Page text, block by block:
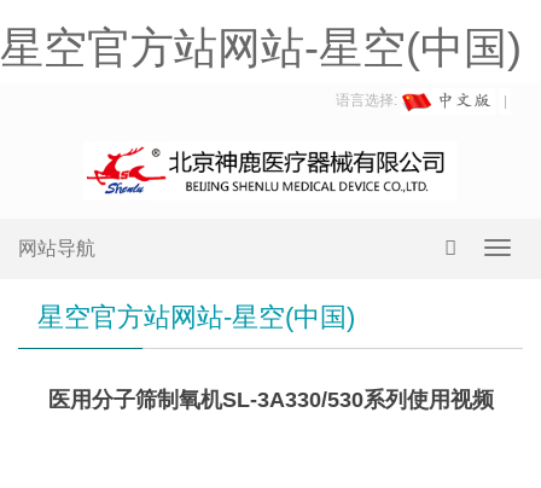
星空官方站网站-星空(中国)
语言选择:
网站导航
星空官方站网站-星空(中国)
医用分子筛制氧机SL-3A330/530系列使用视频